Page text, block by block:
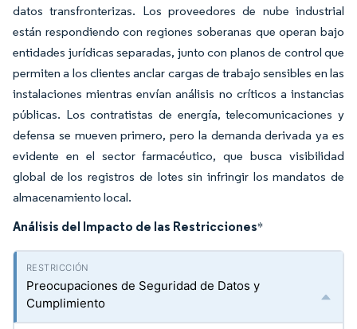
datos transfronterizas. Los proveedores de nube industrial
están respondiendo con regiones soberanas que operan bajo
entidades jurídicas separadas, junto con planos de control que
permiten a los clientes anclar cargas de trabajo sensibles en las
instalaciones mientras envían análisis no críticos a instancias
públicas. Los contratistas de energía, telecomunicaciones y
defensa se mueven primero, pero la demanda derivada ya es
evidente en el sector farmacéutico, que busca visibilidad
global de los registros de lotes sin infringir los mandatos de
almacenamiento local.
Análisis del Impacto de las Restricciones*
Preocupaciones de Seguridad de Datos y
Cumplimiento